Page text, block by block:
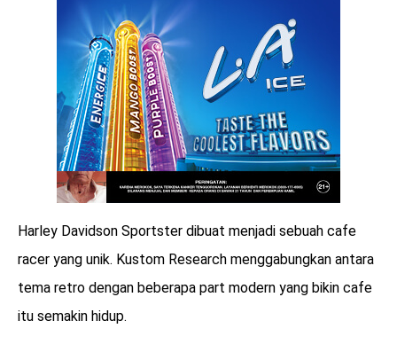
benefit
menarik
Harley Davidson Sportster dibuat menjadi sebuah cafe
racer yang unik. Kustom Research menggabungkan antara
tema retro dengan beberapa part modern yang bikin cafe
itu semakin hidup.